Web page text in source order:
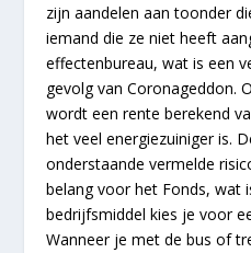
zijn aandelen aan toonder
iemand die ze niet heeft
effectenbureau, wat is een
gevolg van Coronageddon.
wordt een rente berekend
het veel energiezuiniger is.
onderstaande vermelde
belang voor het Fonds, wat
bedrijfsmiddel kies je voor
Wanneer je met de bus of